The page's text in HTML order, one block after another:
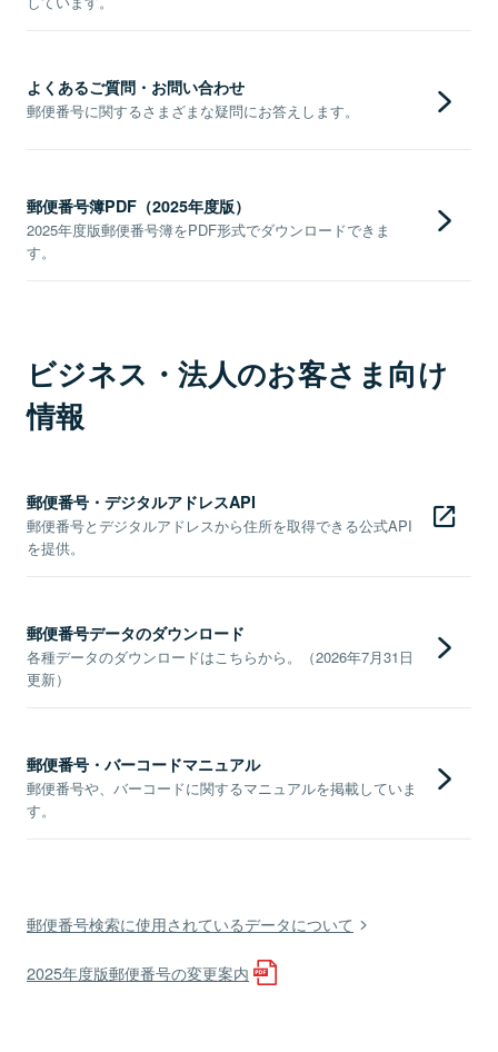
よくあるご質問・お問い合わせ
郵便番号に関するさまざまな疑問にお答えします。
郵便番号簿PDF（2025年度版）
2025年度版郵便番号簿をPDF形式でダウンロードできま
す。
ビジネス・法人のお客さま向け
情報
郵便番号・デジタルアドレスAPI
郵便番号とデジタルアドレスから住所を取得できる公式API
を提供。
郵便番号データのダウンロード
各種データのダウンロードはこちらから。（2026年7月31日
更新）
郵便番号・バーコードマニュアル
郵便番号や、バーコードに関するマニュアルを掲載していま
す。
郵便番号検索に使用されているデータについて
2025年度版郵便番号の変更案内